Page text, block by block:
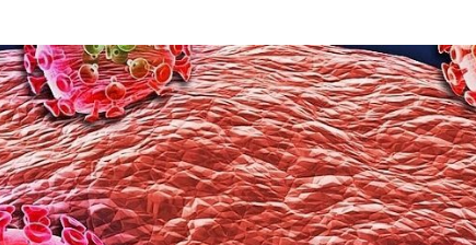
Viitorul României în Uniunea Europeană. Ce ne așteaptă? – O
România – ROExit pentru a supraviețui ca țară
Controlul minții prin nanoparticule
Huawei dezvoltă un nou cip AI pentru a înlocui Nvidia